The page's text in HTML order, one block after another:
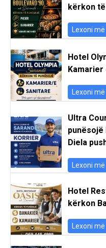
kërkon
Lexoni
Hotel
Kamarier
Lexoni
Ultra
punësojë
Diela
Lexoni
Hotel
kërkon
Lexoni